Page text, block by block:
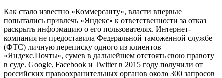
Как стало известно «Коммерсанту», власти впервые
попытались привлечь «Яндекс» к ответственности за отказ
раскрыть информацию о его пользователях. Интернет-
компания не предоставила Федеральной таможенной службе
(ФТС) личную переписку одного из клиентов
«Яндекс.Почты», сумев в дальнейшем отстоять свою правоту
в суде. Google, Facebook и Twitter в 2015 году получили от
российских правоохранительных органов около 300 запросов